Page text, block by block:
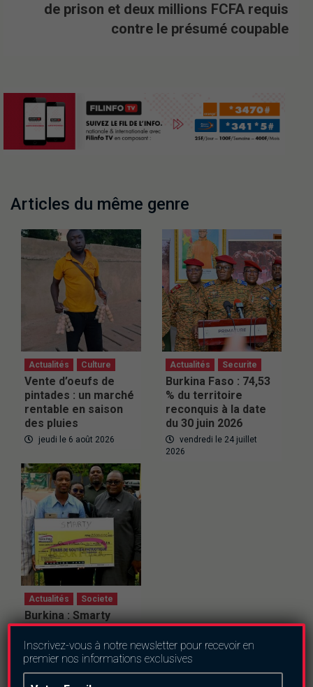
de prison et deux millions FCFA requis
contre le présumé coupable
Articles du même genre
Actualités Culture
Vente d’oeufs de
pintades : un marché
rentable en saison
des pluies
jeudi le 6 août 2026
Actualités Securite
Burkina Faso : 74,53
% du territoire
reconquis à la date
du 30 juin 2026
vendredi le 24 juillet
2026
Actualités Societe
Burkina : Smarty
offre 2,5 millions F
CFA au Fonds de
soutien patriotique
vendredi le 24 juillet
Inscrivez-vous à notre newsletter pour recevoir en
premier nos informations exclusives